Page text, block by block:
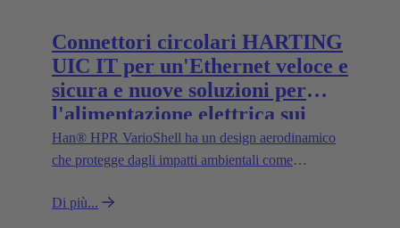
Connettori circolari HARTING
UIC IT per un'Ethernet veloce e
sicura e nuove soluzioni per
l'alimentazione elettrica sui
treni
Han® HPR VarioShell ha un design aerodinamico
che protegge dagli impatti ambientali come
grado di protezione IP69 garantisce un utilizzo
Di più...